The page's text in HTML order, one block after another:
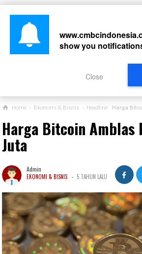
Home › Ekonomi & Bisnis › Headline Harga
Harga Bitcoin Amblas
Juta
Admin
EKONOMI & BISNIS - 5 TAHUN LALU
show you
Close